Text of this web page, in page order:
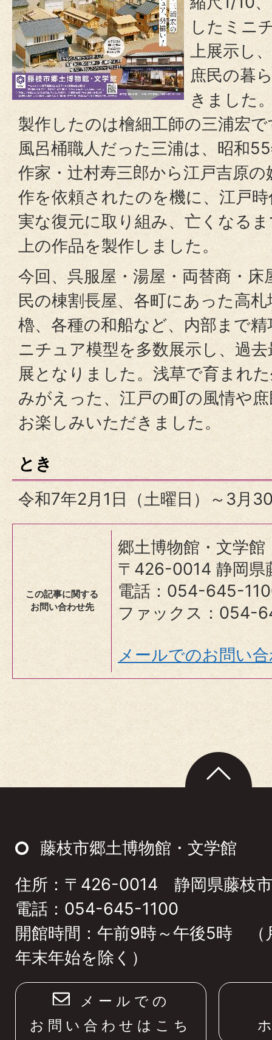
したミニ
上展示し
庶民の暮
きました
製作したのは檜細工師の三浦宏
風呂桶職人だった三浦は、昭和
作家・辻村寿三郎から江戸吉原
作を依頼されたのを機に、江戸
実な復元に取り組み、亡くなる
上の作品を製作しました。
今回、呉服屋・湯屋・両替商・床
民の棟割長屋、各町にあった高
櫓、各種の和船など、内部まで
ニチュア模型を多数展示し、過
展となりました。浅草で育まれ
みがえった、江戸の町の風情や
お楽しみいただきました。
とき
令和7年2月1日（土曜日）～3月
この記事に関する
お問い合わせ先
郷土博物館・文学館
〒426-0014 静岡県
電話：054-645-
ファックス：054-
メールでのお問い
ペ
ー
ト
ッ
プ
藤枝市郷土博物館・文学館
住所：〒426-0014 静岡県藤枝
電話：054-645-1100
開館時間：午前9時～午後5時 （
年末年始を除く）
メールでの
お問い合わせはこち